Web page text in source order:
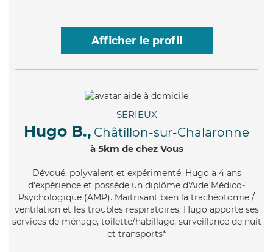
Afficher le profil
SÉRIEUX
Hugo B., Châtillon-sur-Chalaronne
à 5km de chez Vous
Dévoué, polyvalent et expérimenté, Hugo a 4 ans
d'expérience et possède un diplôme d'Aide Médico-
Psychologique (AMP). Maitrisant bien la trachéotomie /
ventilation et les troubles respiratoires, Hugo apporte ses
services de ménage, toilette/habillage, surveillance de nuit
et transports*